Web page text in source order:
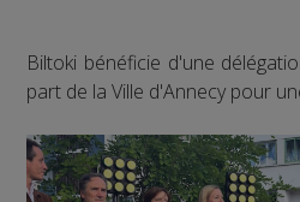
Biltoki bénéficie d'une
part de la Ville d'Annecy pour